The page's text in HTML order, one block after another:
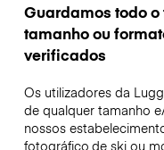
Guardamos todo
tamanho ou
verificados
Os utilizadores da
de qualquer tamanho
nossos
fotográfico,de ski ou